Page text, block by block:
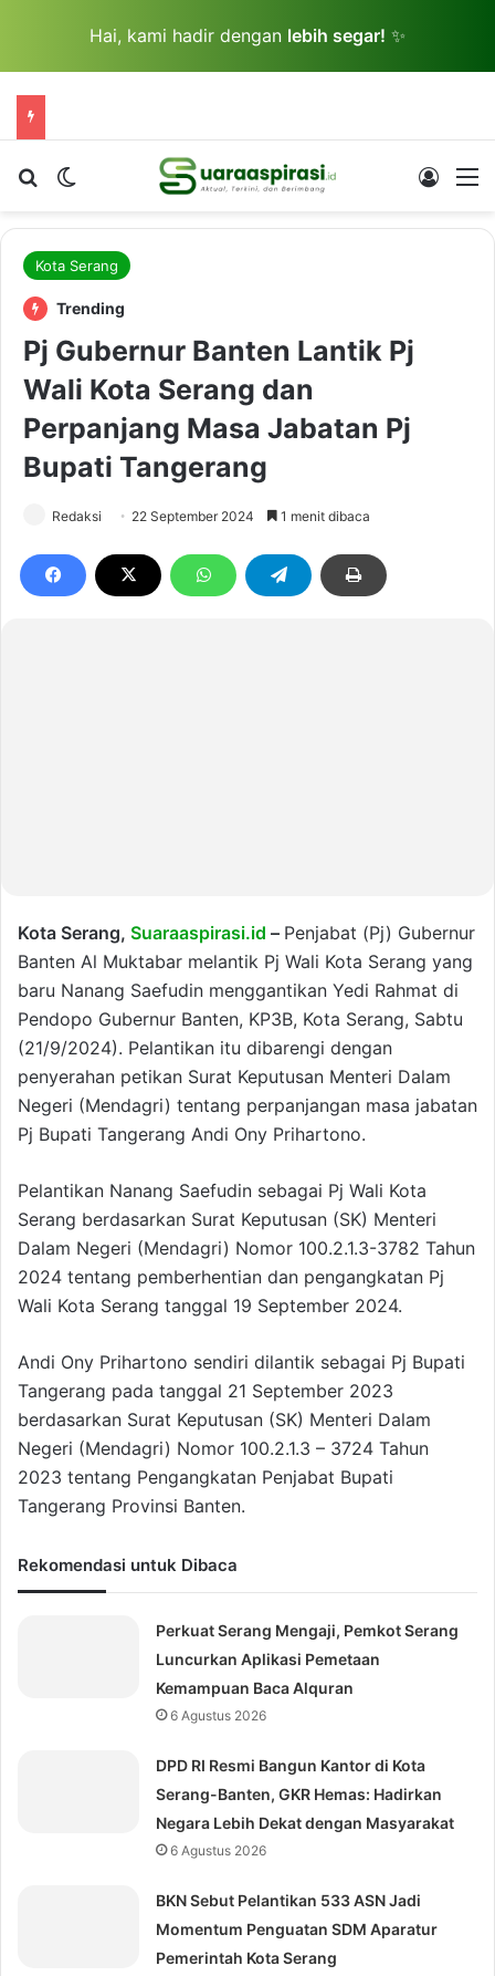
Hai, kami hadir dengan lebih segar! ✨
Cari berita...Switch skin Log In
Kota Serang
Trending
Pj Gubernur Banten Lantik Pj
Wali Kota Serang dan
Perpanjang Masa Jabatan Pj
Bupati Tangerang
Redaksi 22 September 2024 1 menit dibaca
Kota Serang, Suaraaspirasi.id – Penjabat (Pj) Gubernur
Banten Al Muktabar melantik Pj Wali Kota Serang yang
baru Nanang Saefudin menggantikan Yedi Rahmat di
Pendopo Gubernur Banten, KP3B, Kota Serang, Sabtu
(21/9/2024). Pelantikan itu dibarengi dengan
penyerahan petikan Surat Keputusan Menteri Dalam
Negeri (Mendagri) tentang perpanjangan masa jabatan
Pj Bupati Tangerang Andi Ony Prihartono.
Pelantikan Nanang Saefudin sebagai Pj Wali Kota
Serang berdasarkan Surat Keputusan (SK) Menteri
Dalam Negeri (Mendagri) Nomor 100.2.1.3-3782 Tahun
2024 tentang pemberhentian dan pengangkatan Pj
Wali Kota Serang tanggal 19 September 2024.
Andi Ony Prihartono sendiri dilantik sebagai Pj Bupati
Tangerang pada tanggal 21 September 2023
berdasarkan Surat Keputusan (SK) Menteri Dalam
Negeri (Mendagri) Nomor 100.2.1.3 – 3724 Tahun
2023 tentang Pengangkatan Penjabat Bupati
Tangerang Provinsi Banten.
Rekomendasi untuk Dibaca
Perkuat Serang Mengaji, Pemkot Serang
Luncurkan Aplikasi Pemetaan
Kemampuan Baca Alquran
6 Agustus 2026
DPD RI Resmi Bangun Kantor di Kota
Serang-Banten, GKR Hemas: Hadirkan
Negara Lebih Dekat dengan Masyarakat
6 Agustus 2026
BKN Sebut Pelantikan 533 ASN Jadi
Momentum Penguatan SDM Aparatur
Pemerintah Kota Serang